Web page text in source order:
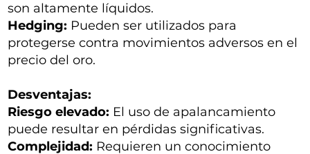
son altamente líquidos.
Hedging: Pueden ser utilizados para
protegerse contra movimientos adversos en el
precio del oro.
Desventajas:
Riesgo elevado: El uso de apalancamiento
puede resultar en pérdidas significativas.
Complejidad: Requieren un conocimiento